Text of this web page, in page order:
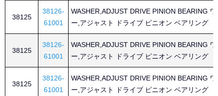
38125
38126-
61001
WASHER,ADJUST DRIVE PINION BEARING
ー,アジャスト ドライブ ピニオン ベアリング
38125
38126-
61001
WASHER,ADJUST DRIVE PINION BEARING
ー,アジャスト ドライブ ピニオン ベアリング
38125
38126-
61001
WASHER,ADJUST DRIVE PINION BEARING
ー,アジャスト ドライブ ピニオン ベアリング